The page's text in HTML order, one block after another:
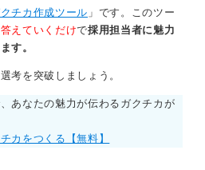
チカ作成ツール 」です。このツー
えていくだけで採用担当者に魅力
す。
考を突破しましょう。
あなたの魅力が伝わるガクチカが
カをつくる【無料】